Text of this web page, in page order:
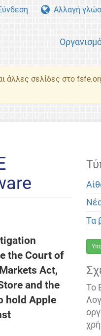
Αλλαγή
άλλες σελίδες στο
the Court of
Act,
and the
hold Apple
Τα
Το